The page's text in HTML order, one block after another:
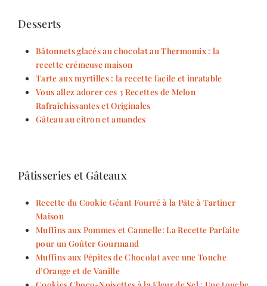
Desserts
Bâtonnets glacés au chocolat au Thermomix : la
recette crémeuse maison
Tarte aux myrtilles : la recette facile et inratable
Vous allez adorer ces 3 Recettes de Melon
Rafraîchissantes et Originales
Gâteau au citron et amandes
Pâtisseries et Gâteaux
Recette du Cookie Géant Fourré à la Pâte à Tartiner
Maison
Muffins aux Pommes et Cannelle: La Recette Parfaite
pour un Goûter Gourmand
Muffins aux Pépites de Chocolat avec une Touche
d’Orange et de Vanille